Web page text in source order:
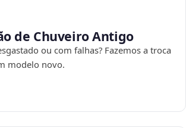
de Chuveiro Antigo
ou com falhas? Fazemos a troca
modelo novo.